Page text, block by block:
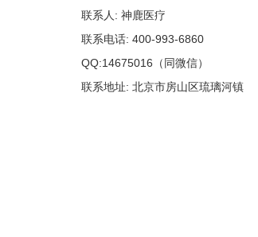
联系人: 神鹿医疗
联系电话: 400-993-6860
QQ:14675016（同微信）
联系地址: 北京市房山区琉璃河镇